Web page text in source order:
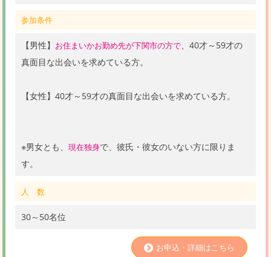
参加条件
【男性】 お住まいかお勤め先が下関市の方で、40才～59才の
真面目な出会いを求めている方。
【女性】40才～59才の真面目な出会いを求めている方。
※男女とも、 現在独身で、彼氏・彼女のいない方に限りま
す。
人 数
30～50名位
お申込・詳細はこちら